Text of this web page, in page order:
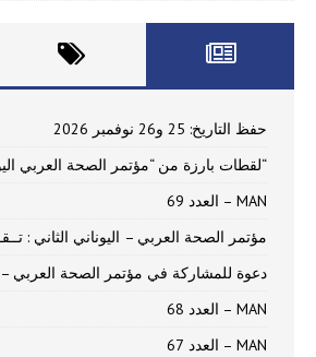
حفظ التاريخ: 25 و26 نوفمبر 2026
“لقطات بارزة من “مؤتمر الصحة العربي
MAN – العدد 69
مؤتمر الصحة العربي – اليوناني الثاني :
دعوة للمشاركة في مؤتمر الصحة العربي –
MAN – العدد 68
MAN – العدد 67